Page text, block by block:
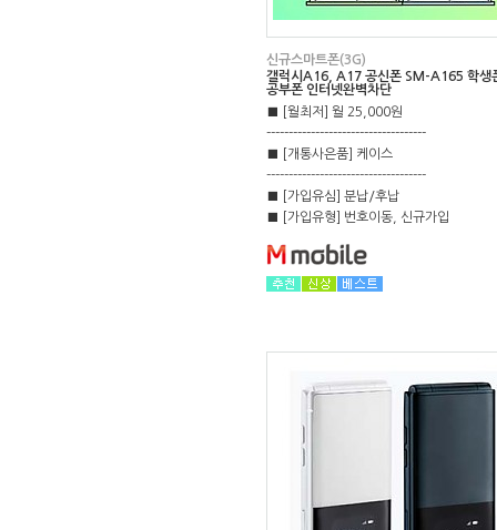
신규스마트폰(3G)
갤럭시A16, A17 공신폰 SM-A165 학생
공부폰 인터넷완벽차단
■ [월최저] 월 25,000원
------------------------------------
■ [개통사은품] 케이스
------------------------------------
■ [가입유심] 분납/후납
■ [가입유형] 번호이동, 신규가입